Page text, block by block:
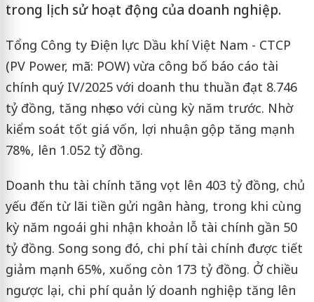
trong lịch sử hoạt động của doanh nghiệp.
Tổng Công ty Điện lực Dầu khí Việt Nam - CTCP
(PV Power, mã: POW) vừa công bố báo cáo tài
chính quý IV/2025 với doanh thu thuần đạt 8.746
tỷ đồng, tăng nhẹ so với cùng kỳ năm trước. Nhờ
kiểm soát tốt giá vốn, lợi nhuận gộp tăng mạnh
78%, lên 1.052 tỷ đồng.
Doanh thu tài chính tăng vọt lên 403 tỷ đồng, chủ
yếu đến từ lãi tiền gửi ngân hàng, trong khi cùng
kỳ năm ngoái ghi nhận khoản lỗ tài chính gần 50
tỷ đồng. Song song đó, chi phí tài chính được tiết
giảm mạnh 65%, xuống còn 173 tỷ đồng. Ở chiều
ngược lại, chi phí quản lý doanh nghiệp tăng lên